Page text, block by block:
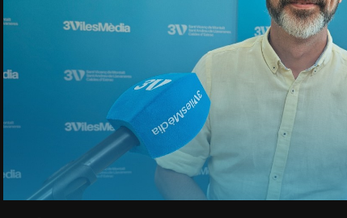
Reproducir video